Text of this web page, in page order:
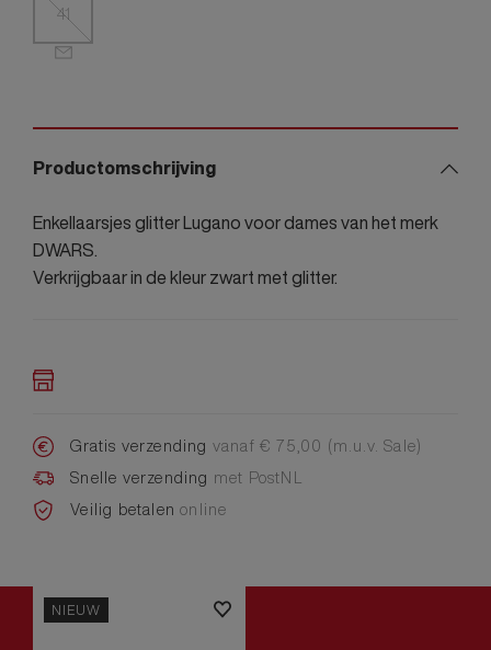
41
Productomschrijving
Enkellaarsjes glitter Lugano voor dames van het merk
DWARS.
Verkrijgbaar in de kleur zwart met glitter.
Gratis verzending vanaf € 75,00 (m.u.v. Sale)
Snelle verzending met PostNL
Veilig betalenonline
NIEUW